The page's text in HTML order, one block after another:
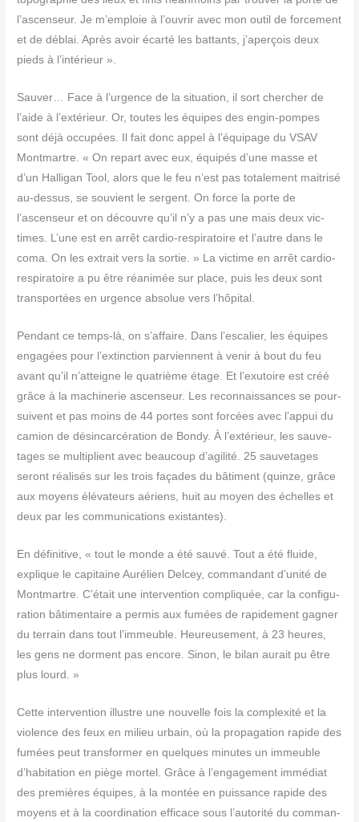
l’ascenseur. Je m’emploie à l’ouvrir avec mon outil de for­ce­ment
et de déblai. Après avoir écar­té les bat­tants, j’aperçois deux
pieds à l’intérieur ».
Sau­ver… Face à l’urgence de la situa­tion, il sort cher­cher de
l’aide à l’extérieur. Or, toutes les équipes des engin-pompes
sont déjà occu­pées. Il fait donc appel à l’équipage du VSAV
Mont­martre. « On repart avec eux, équi­pés d’une masse et
d’un Hal­li­gan Tool, alors que le feu n’est pas tota­le­ment mai­tri­sé
au-des­sus, se sou­vient le ser­gent. On force la porte de
l’ascenseur et on découvre qu’il n’y a pas une mais deux vic­
times. L’une est en arrêt car­dio-res­pi­ra­toire et l’autre dans le
coma. On les extrait vers la sor­tie. » La vic­time en arrêt car­dio-
res­pi­ra­toire a pu être réani­mée sur place, puis les deux sont
trans­por­tées en urgence abso­lue vers l’hôpital.
Pen­dant ce temps-là, on s’affaire. Dans l’escalier, les équipes
enga­gées pour l’extinction par­viennent à venir à bout du feu
avant qu’il n’atteigne le qua­trième étage. Et l’exutoire est créé
grâce à la machi­ne­rie ascen­seur. Les recon­nais­sances se pour­
suivent et pas moins de 44 portes sont for­cées avec l’appui du
camion de dés­in­car­cé­ra­tion de Bon­dy. À l’extérieur, les sau­ve­
tages se mul­ti­plient avec beau­coup d’agilité. 25 sau­ve­tages
seront réa­li­sés sur les trois façades du bâti­ment (quinze, grâce
aux moyens élé­va­teurs aériens, huit au moyen des échelles et
deux par les com­mu­ni­ca­tions existantes).
En défi­ni­tive, « tout le monde a été sau­vé. Tout a été fluide,
explique le capi­taine Auré­lien Del­cey, com­man­dant d’unité de
Mont­martre. C’était une inter­ven­tion com­pli­quée, car la confi­gu­
ra­tion bâti­men­taire a per­mis aux fumées de rapi­de­ment gagner
du ter­rain dans tout l’immeuble. Heu­reu­se­ment, à 23 heures,
les gens ne dorment pas encore. Sinon, le bilan aurait pu être
plus lourd. »
Cette inter­ven­tion illustre une nou­velle fois la com­plexi­té et la
vio­lence des feux en milieu urbain, où la pro­pa­ga­tion rapide des
fumées peut trans­for­mer en quelques minutes un immeuble
d’habitation en piège mor­tel. Grâce à l’engagement immé­diat
des pre­mières équipes, à la mon­tée en puis­sance rapide des
moyens et à la coor­di­na­tion effi­cace sous l’autorité du com­man­